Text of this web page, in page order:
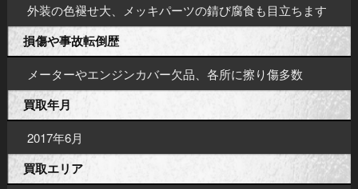
外装の色褪せ大、メッキパーツの錆び腐食も目立ちます
損傷や事故転倒歴
メーターやエンジンカバー欠品、各所に擦り傷多数
買取年月
2017年6月
買取エリア